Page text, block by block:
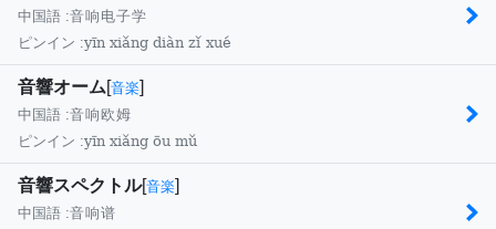
中国語 :音响电子学
ピンイン :yīn xiǎng diàn zǐ xué
音響オーム[音楽]
中国語 :音响欧姆
ピンイン :yīn xiǎng ōu mǔ
音響スペクトル[音楽]
中国語 :音响谱